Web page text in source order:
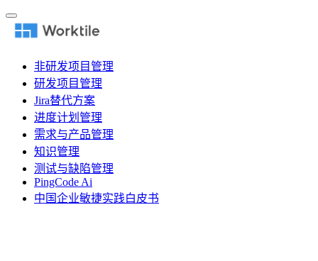
非研发项目管理
研发项目管理
Jira替代方案
进度计划管理
需求与产品管理
知识管理
测试与缺陷管理
PingCode Ai
中国企业敏捷实践白皮书